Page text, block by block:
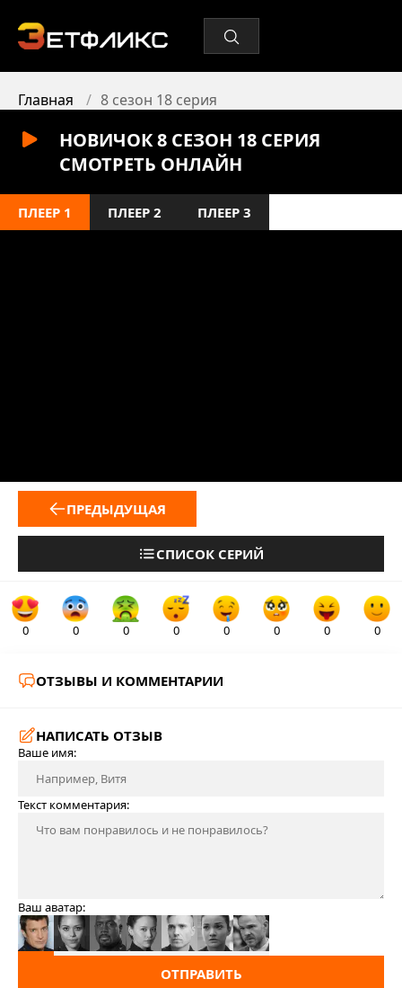
Главная 8 сезон 18 серия
НОВИЧОК 8 СЕЗОН 18 СЕРИЯ
СМОТРЕТЬ ОНЛАЙН
ПЛЕЕР 1 ПЛЕЕР 2 ПЛЕЕР 3
ПРЕДЫДУЩАЯ
СПИСОК СЕРИЙ
0 0 0 0 0 0 0 0
ОТЗЫВЫ И КОММЕНТАРИИ
НАПИСАТЬ ОТЗЫВ
Ваше имя:
Текст комментария:
Ваш аватар:
ОТПРАВИТЬ